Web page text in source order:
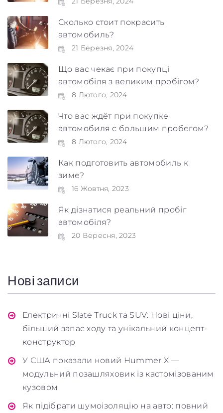
Сколько стоит покрасить
автомобиль?
21 Березня, 2024
Що вас чекає при покупці
автомобіля з великим пробігом?
8 Лютого, 2024
Что вас ждёт при покупке
автомобиля с большим пробегом?
8 Лютого, 2024
Как подготовить автомобиль к
зиме?
16 Жовтня, 2023
Як дізнатися реальний пробіг
автомобіля?
20 Вересня, 2023
Нові записи
Електричні Slate Truck та SUV: Нові ціни,
більший запас ходу та унікальний концепт-
конструктор
У США показали новий Hummer X —
модульний позашляховик із кастомізованим
кузовом
Як підібрати шумоізоляцію на авто: повний